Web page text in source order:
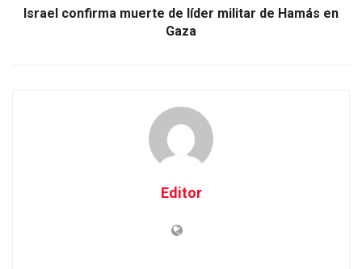
Israel confirma muerte de líder militar de Hamás en
Gaza
Editor